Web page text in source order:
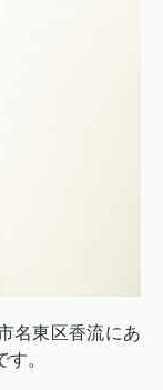
名東区香流にあ
。